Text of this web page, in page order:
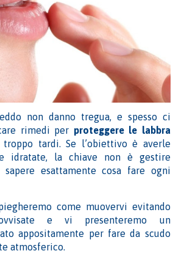
non danno tregua, e spesso ci
rimedi per proteggere le labbra
tardi. Se l’obiettivo è averle
idratate, la chiave non è gestire
sapere esattamente cosa fare ogni
come muovervi evitando
e vi presenteremo un
appositamente per fare da scudo
atmosferico.